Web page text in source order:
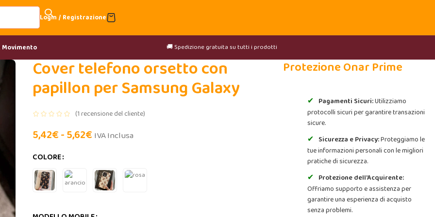
Login / Registrazione
Movimento 🚚 Spedizione gratuita su tutti i prodotti
Cover telefono orsetto con
papillon per Samsung Galaxy
(1recensione del cliente)
5,42€-5,62€ IVA Inclusa
COLORE
Protezione Onar Prime
Pagamenti Sicuri:Utilizziamo
protocolli sicuri per garantire transazioni
sicure.
Sicurezza e Privacy:Proteggiamo le
tue informazioni personali con le migliori
pratiche di sicurezza.
Protezione dell'Acquirente:
Offriamo supporto e assistenza per
garantire una esperienza di acquisto
senza problemi.